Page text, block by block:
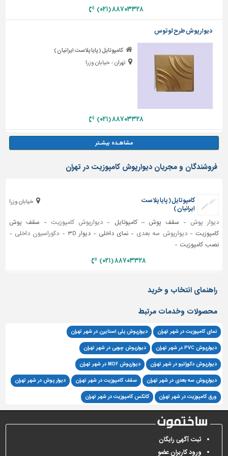
۸۸۷۰۳۳۲۸ (۰۲۱)
دیوارپوش طرح لوتوس
کامپوتایل ( پایا پلاست ایرانیان )
تهران - خیابان وزرا
۸۸۷۰۳۳۲۸ (۰۲۱)
فروشندگان و مجریان دیوارپوش کامپوزیت در تهران
خیابان وزرا
کامپوتایل ( پایا پلاست
ایرانیان )
دیوار پوش - سقف پوش – کامپوتایل - دیوارپوش کامپوزیت - سقف پوش
کامپوزیت -دیوارپوش سه بعدی - نمای داخلی - دیوار ۳D - دکوراسیون داخلی -
نصب کامپوزیت -
۸۸۷۰۳۳۲۸ (۰۲۱)
راهنمای انتخاب و خرید
محصولات وخدمات مرتبط
نمای کامپوزیت در شهر تهران دیوارپوش پلی استایرن در شهر تهران
دیوارپوش PVC در شهر تهران دیوارپوش چوبی در شهر تهران
دیوارپوش دکوراتیو در شهر تهران دیوارپوش MDF در شهر تهران
دیوارپوش سه بعدی در شهر تهران سقف کامپوزیت در شهر تهران دیوار پوش در شهر تهران
ورق کامپوزیت در شهر تهران کانکس کامپوزیت در شهر تهران
ثبت آگهی رایگان
ورود کاربران عضو